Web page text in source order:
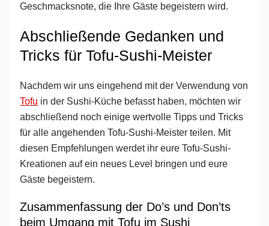
Geschmacksnote, die Ihre Gäste begeistern wird.
Abschließende Gedanken und
Tricks für Tofu-Sushi-Meister
Nachdem wir uns eingehend mit der Verwendung von
Tofu in der Sushi-Küche befasst haben, möchten wir
abschließend noch einige wertvolle Tipps und Tricks
für alle angehenden Tofu-Sushi-Meister teilen. Mit
diesen Empfehlungen werdet ihr eure Tofu-Sushi-
Kreationen auf ein neues Level bringen und eure
Gäste begeistern.
Zusammenfassung der Do’s und Don’ts
beim Umgang mit Tofu im Sushi